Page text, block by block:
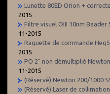
Lunette 80ED Orion +
2015
Filtre visuel OIII 10nm Baader
11-2015
Raquette de commande
2015
PO 2" non démultiplié
11-2015
(Réservé) Newton 200/1000
(Réservé) Laser de